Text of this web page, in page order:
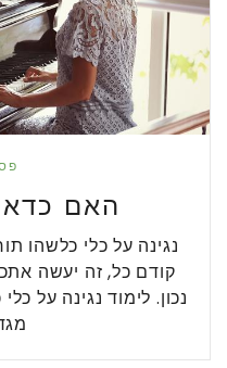
האם
נגינה על כלי כלשהו
קודם כל, זה יעשה
נכון. לימוד נגינה על